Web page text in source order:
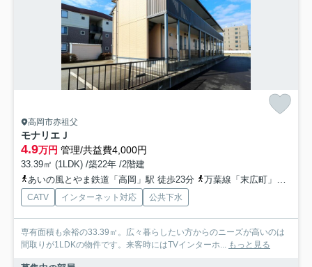
高岡市赤祖父
モナリエＪ
4.9万円 管理/共益費4,000円
33.39㎡ (1LDK) /築22年 /2階建
あいの風とやま鉄道「高岡」駅 徒歩23分
万葉線「末広町」駅 徒歩25分
CATV インターネット対応 公共下水
専有面積も余裕の33.39㎡。広々暮らしたい方からのニーズが高いのは
間取りが1LDKの物件です。来客時にはTVインターホ... もっと見る